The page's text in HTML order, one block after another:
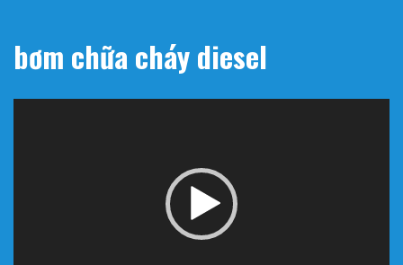
bơm chữa cháy diesel